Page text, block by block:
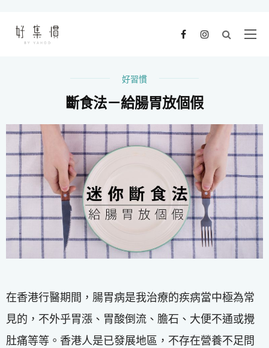
好習慣
斷食法－給腸胃放個假
在香港行醫期間，腸胃病是我治療的疾病當中極為常
見的，不外乎胃漲、胃酸倒流、膽石、大便不通或攪
肚痛等等。香港人是已發展地區，不存在營養不足問